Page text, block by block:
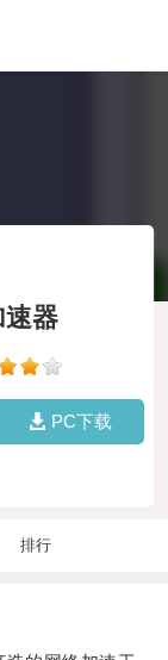
速器
PC下载
排行